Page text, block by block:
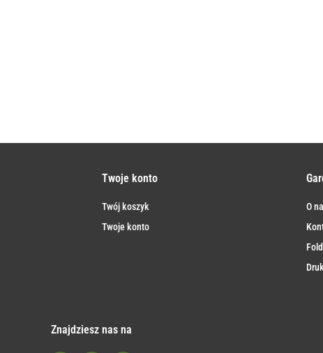
Twoje konto
Twój koszyk
Twoje konto
O
Znajdziesz nas na